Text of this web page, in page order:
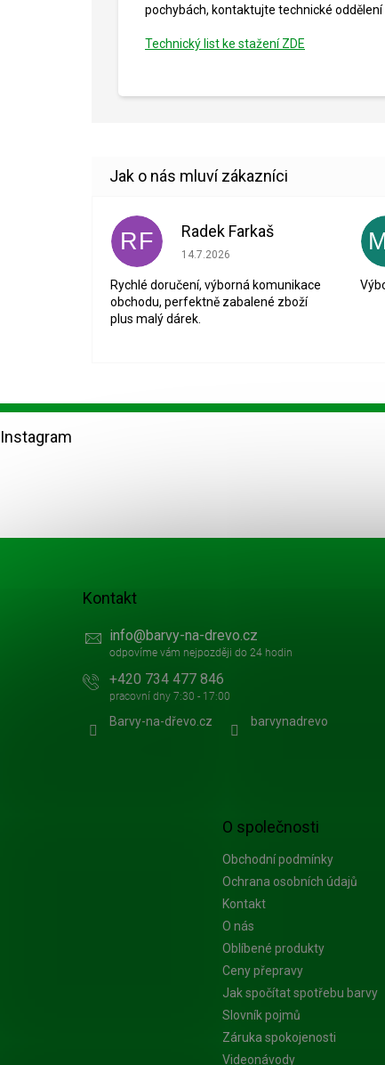
pochybách, kontaktujte technické oddělení
Technický list ke stažení ZDE
RF Radek Farkaš
Hodnocení obchodu je 5 z 5
14.7.2026
Rychlé doručení, výborná komunikace
obchodu, perfektně zabalené zboží
plus malý dárek.
Z
áInstagram
O společnosti
Obchodní podmínky
Ochrana osobních údajů
Kontakt
O nás
Oblíbené produkty
Ceny přepravy
Jak spočítat spotřebu barvy
Slovník pojmů
Záruka spokojenosti
Videonávody
Kontakt
info@barvy-na-drevo.cz
+420 734 477 846
Barvy-na-dřevo.cz barvynadrevo